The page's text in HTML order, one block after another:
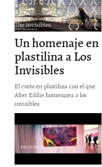
Un homenaje en
plastilina a Los
Invisibles
El corto en plastilina con el que
Alter Eddie homenajea a los
invisibles
Antídoto 2